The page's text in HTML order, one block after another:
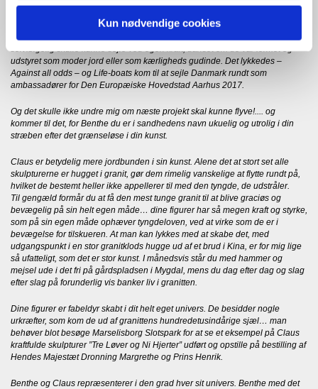
Kun nødvendige cookies
projekt Life-boats…. Både, som ikke bare skulle kunne bugseres eller
trækkes som campingvognene fra udstillingssted til udstillingssted, men
selvfølgelig skulle kunne sejle ved egen kraft, uanset om de var formet og
udstyret som moder jord eller som kærligheds gudinde. Det lykkedes –
Against all odds – og Life-boats kom til at sejle Danmark rundt som
ambassadører for Den Europæiske Hovedstad Aarhus 2017.
Og det skulle ikke undre mig om næste projekt skal kunne flyve!.... og
kommer til det, for Benthe du er i sandhedens navn ukuelig og utrolig i din
stræben efter det grænseløse i din kunst.
Claus er betydelig mere jordbunden i sin kunst. Alene det at stort set alle
skulpturerne er hugget i granit, gør dem rimelig vanskelige at flytte rundt på,
hvilket de bestemt heller ikke appellerer til med den tyngde, de udstråler.
Til gengæld formår du at få den mest tunge granit til at blive graciøs og
bevægelig på sin helt egen måde… dine figurer har så megen kraft og styrke,
som på sin egen måde ophæver tyngdeloven, ved at virke som de er i
bevægelse for tilskueren. At man kan lykkes med at skabe det, med
udgangspunkt i en stor granitklods hugge ud af et brud i Kina, er for mig lige
så ufatteligt, som det er stor kunst. I månedsvis står du med hammer og
mejsel ude i det fri på gårdspladsen i Mygdal, mens du dag efter dag og slag
efter slag på forunderlig vis banker liv i granitten.
Dine figurer er fabeldyr skabt i dit helt eget univers. De besidder nogle
urkræfter, som kom de ud af granittens hundredetusindårige sjæl… man
behøver blot besøge Marselisborg Slotspark for at se et eksempel på Claus
kraftfulde skulpturer ”Tre Løver og Ni Hjerter” udført og opstille på bestilling af
Hendes Majestæt Dronning Margrethe og Prins Henrik.
Benthe og Claus repræsenterer i den grad hver sit univers. Benthe med det